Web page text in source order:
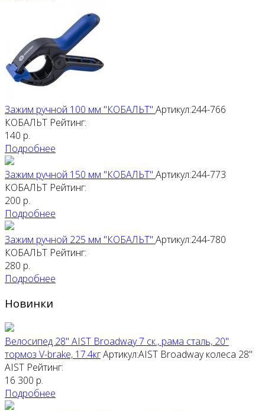
Зажим ручной 100 мм "КОБАЛЬТ" Артикул:244-766
КОБАЛЬТ Рейтинг:
140 р.
Подробнее
Зажим ручной 150 мм "КОБАЛЬТ" Артикул:244-773
КОБАЛЬТ Рейтинг:
200 р.
Подробнее
Зажим ручной 225 мм "КОБАЛЬТ" Артикул:244-780
КОБАЛЬТ Рейтинг:
280 р.
Подробнее
Новинки
Велосипед 28" AIST Broadway 7 ск., рама сталь, 20"
тормоз V-brake, 17.4кгАртикул:AIST Broadway колеса 28"
AIST Рейтинг:
16 300 р.
Подробнее